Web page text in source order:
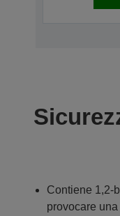
Contiene 1,2-
provocare